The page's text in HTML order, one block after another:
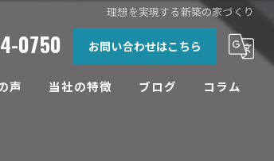
理想を実現する新築の家づくり
0750 お問い合わせはこちら
声 当社の特徴 ブログ コラム